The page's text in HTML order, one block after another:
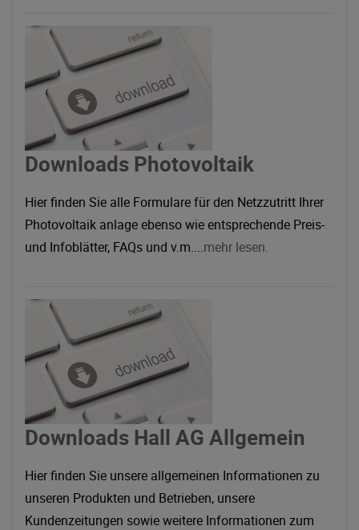
Downloads Photovoltaik
Hier finden Sie alle Formulare für den Netzzutritt Ihrer
Photovoltaik anlage ebenso wie entsprechende Preis-
und Infoblätter, FAQs und v.m....mehr lesen.
Downloads Hall AG Allgemein
Hier finden Sie unsere allgemeinen Informationen zu
unseren Produkten und Betrieben, unsere
Kundenzeitungen sowie weitere Informationen zum